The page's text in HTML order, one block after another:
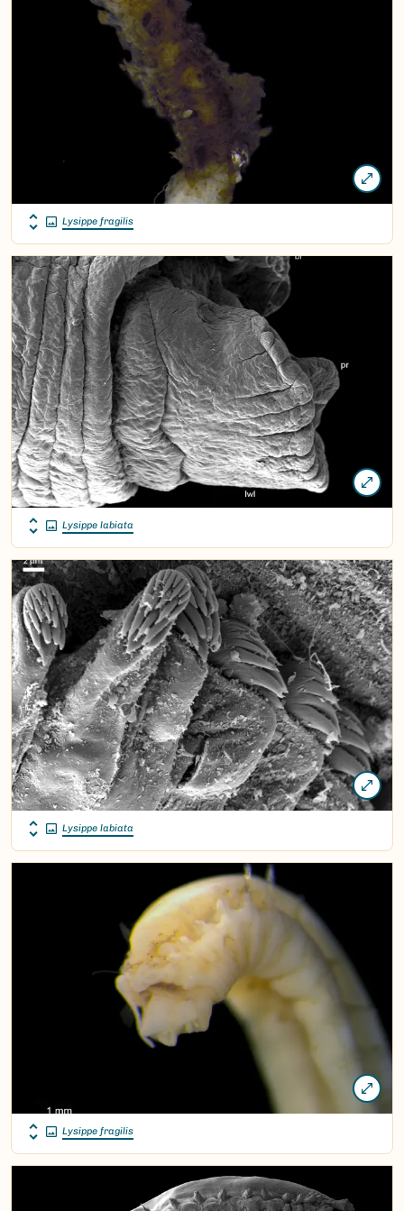
Lysippe fragilis
Lysippe labiata
Lysippe labiata
Lysippe fragilis